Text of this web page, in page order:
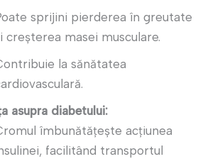
sprijini pierderea în greutate
creșterea masei musculare.
la sănătatea
asupra diabetului:
îmbunătățește acțiunea
facilitând transportul